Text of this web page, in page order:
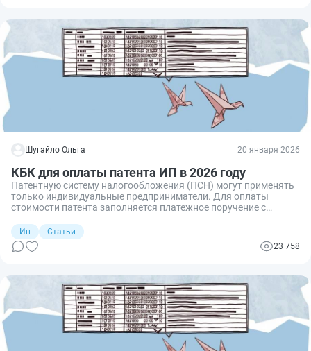
Шугайло Ольга 20 января 2026
КБК для оплаты патента ИП в 2026 году
Патентную систему налогообложения (ПСН) могут применять
только индивидуальные предприниматели. Для оплаты
стоимости патента заполняется платежное поручение с
Ип
Статьи
23 758